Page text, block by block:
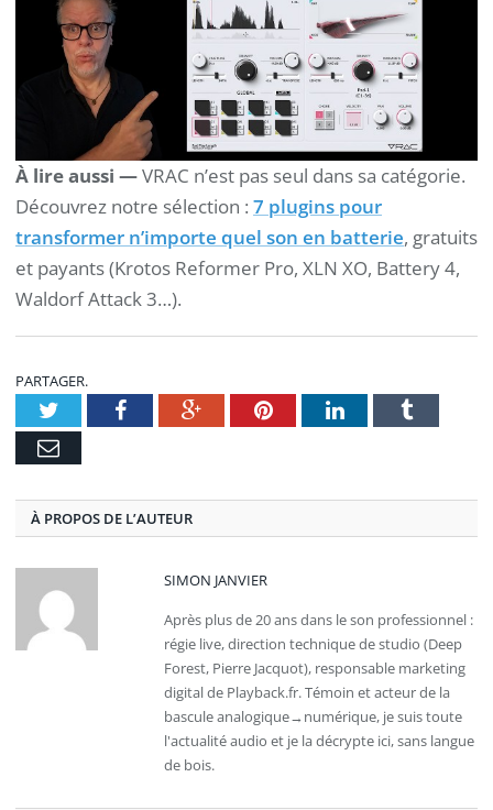
À lire aussi —VRAC n’est pas seul dans sa catégorie.
Découvrez notre sélection : 7 plugins pour
transformer n’importe quel son en batterie, gratuits
et payants (Krotos Reformer Pro, XLN XO, Battery 4,
Waldorf Attack 3…).
PARTAGER.
TwitterFacebookGoogle+PinterestLinkedInTumblr
E-
À PROPOS DE L’AUTEUR
SIMON JANVIER
Après plus de 20 ans dans le son professionnel :
régie live, direction technique de studio (Deep
Forest, Pierre Jacquot), responsable marketing
digital de Playback.fr. Témoin et acteur de la
bascule analogique→numérique, je suis toute
l'actualité audio et je la décrypte ici, sans langue
de bois.